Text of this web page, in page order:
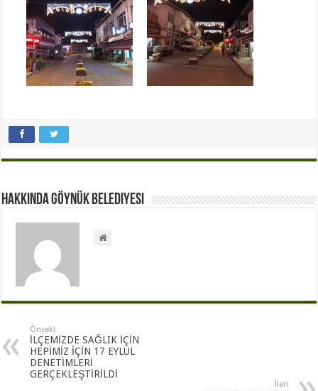
Hakkında Göynük Belediyesi
Önceki
İLÇEMİZDE SAĞLIK İÇİN
HEPİMİZ İÇİN 17 EYLÜL
DENETİMLERİ
GERÇEKLEŞTİRİLDİ
İleri